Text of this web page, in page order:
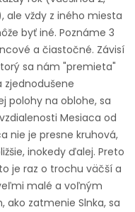
ale vždy z iného miesta
byť iné. Poznáme 3
a čiastočné. Závisí
sa nám "premieta"
zjednodušene
polohy na oblohe, sa
Mesiaca od
nie je presne kruhová,
inokedy ďalej. Preto
je raz o trochu väčší a
malé a voľným
ako zatmenie Slnka, sa